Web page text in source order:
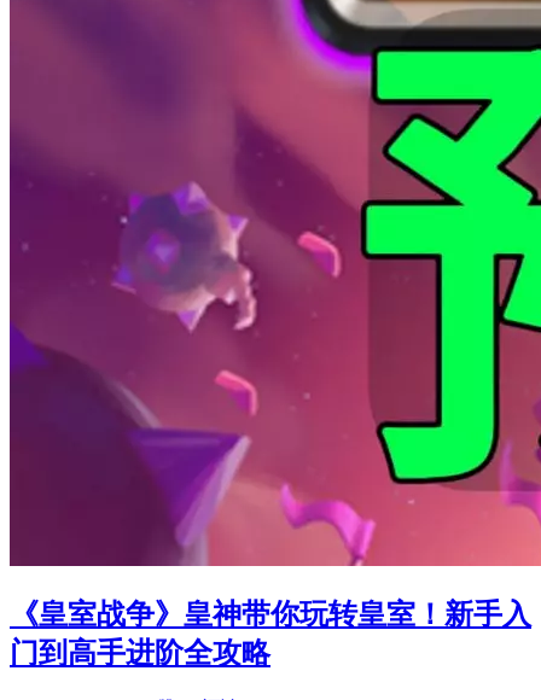
《皇室战争》皇神带你玩转皇室！新手入
门到高手进阶全攻略